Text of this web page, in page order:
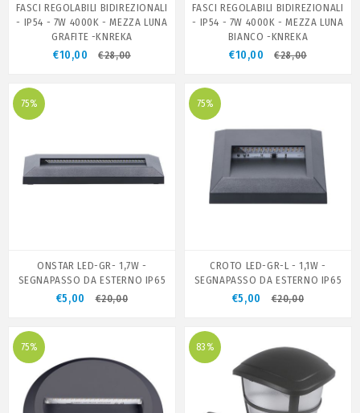
FASCI REGOLABILI BIDIREZIONALI
- IP54 - 7W 4000K - MEZZA LUNA
GRAFITE -KNREKA
€10,00 €28,00
FASCI REGOLABILI BIDIREZIONALI
- IP54 - 7W 4000K - MEZZA LUNA
BIANCO -KNREKA
€10,00 €28,00
75%
ONSTAR LED-GR- 1,7W -
SEGNAPASSO DA ESTERNO IP65
€5,00 €20,00
75%
CROTO LED-GR-L - 1,1W -
SEGNAPASSO DA ESTERNO IP65
€5,00 €20,00
75% 83%